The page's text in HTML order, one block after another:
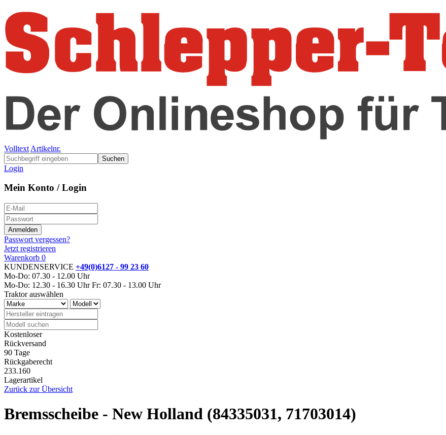
Volltext Artikelnr.
Suchen
Login
Mein Konto / Login
Passwort vergessen?
Jetzt registrieren
Warenkorb 0
KUNDENSERVICE +49(0)6127 - 99 23 60
Mo-Do: 07.30 - 12.00 Uhr
Mo-Do: 12.30 - 16.30 Uhr Fr: 07.30 - 13.00 Uhr
Traktor auswählen
Kostenloser
Rückversand
90 Tage
Rückgaberecht
233.160
Lagerartikel
Zurück zur Übersicht
Bremsscheibe - New Holland (84335031, 71703014)